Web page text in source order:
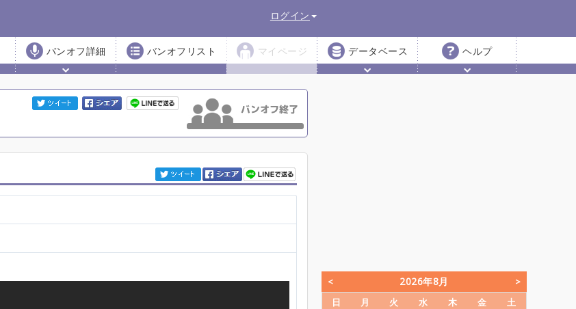
ログイン
バンオフ詳細 バンオフリスト マイページ データベース ヘルプ
2026年8月
日 月 火 水 木 金
土